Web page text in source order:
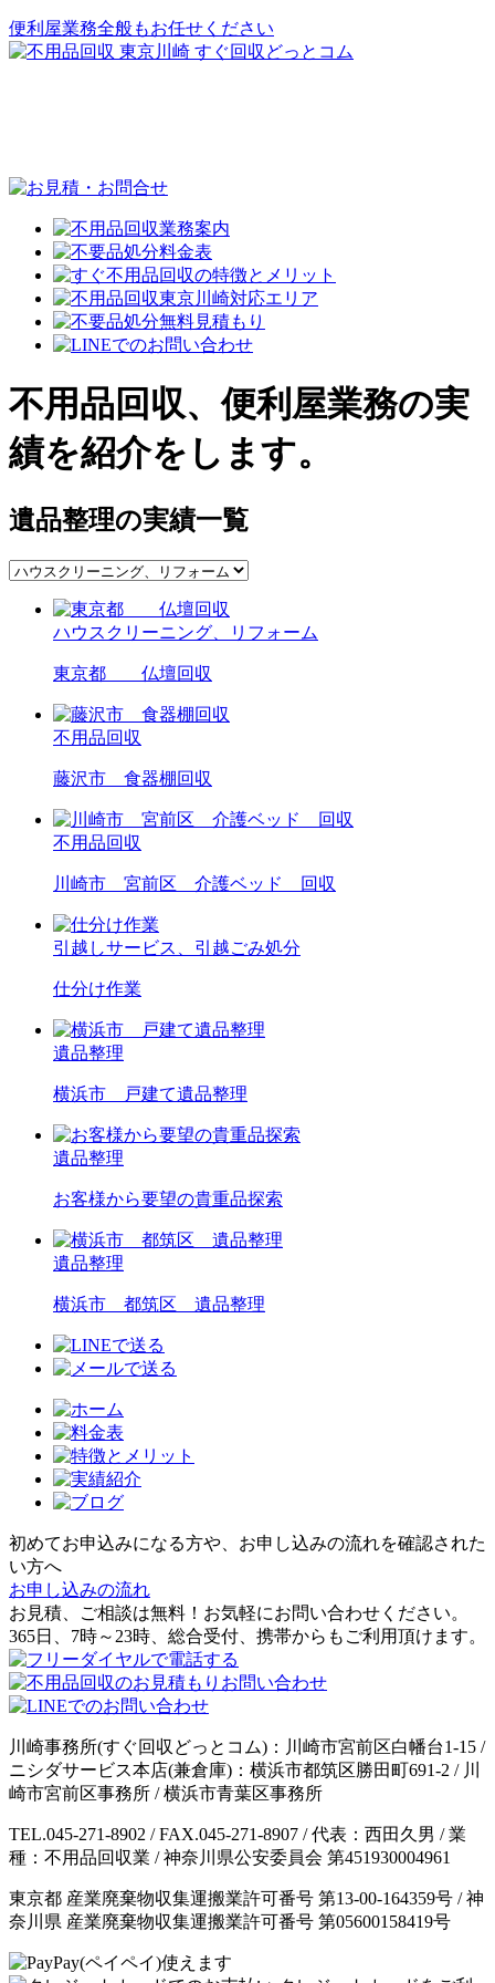
便利屋業務全般もお任せください
不用品回収、便利屋業務の実
績を紹介をします。
遺品整理の実績一覧
ハウスクリーニング、リフォーム
東京都 仏壇回収
不用品回収
藤沢市 食器棚回収
不用品回収
川崎市 宮前区 介護ベッド 回収
引越しサービス、引越ごみ処分
仕分け作業
遺品整理
横浜市 戸建て遺品整理
遺品整理
お客様から要望の貴重品探索
遺品整理
横浜市 都筑区 遺品整理
初めてお申込みになる方や、お申し込みの流れを確認された
い方へ
お申し込みの流れ
お見積、ご相談は無料！お気軽にお問い合わせください。
365日、7時～23時、総合受付、携帯からもご利用頂けます。
川崎事務所(すぐ回収どっとコム)：川崎市宮前区白幡台1-15 /
ニシダサービス本店(兼倉庫)：横浜市都筑区勝田町691-2 / 川
崎市宮前区事務所 / 横浜市青葉区事務所
TEL.045-271-8902 / FAX.045-271-8907 / 代表：西田久男 / 業
種：不用品回収業 / 神奈川県公安委員会 第451930004961
東京都 産業廃棄物収集運搬業許可番号 第13-00-164359号 / 神
奈川県 産業廃棄物収集運搬業許可番号 第05600158419号